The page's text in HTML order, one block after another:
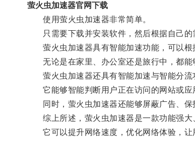
萤火虫加速器官网下载
使用萤火虫加速器非常简单。
只需要下载并安装软件，然后根据自己的
萤火虫加速器具有智能加速功能，可以根
无论是在家里、办公室还是旅行中，都能
萤火虫加速器还具有智能加速与智能分流
它能够智能判断用户正在访问的网站或应
同时，萤火虫加速器还能够屏蔽广告、保
综上所述，萤火虫加速器是一款功能强大
它可以提升网络速度，优化网络体验，让